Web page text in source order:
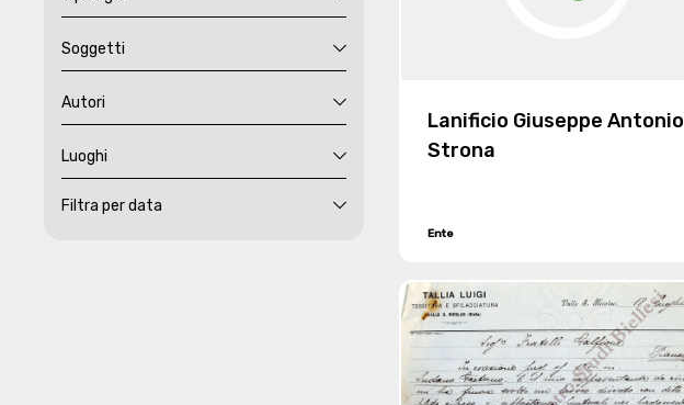
Soggetti
Autori
Luoghi
Filtra per data
Lanificio Giuseppe Antonio
Strona
Ente